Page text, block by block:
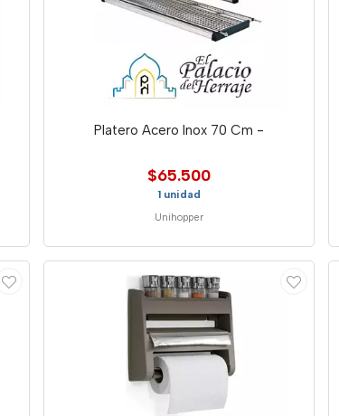
Platero Acero Inox 70 Cm -
$65.500
1 unidad
Unihopper